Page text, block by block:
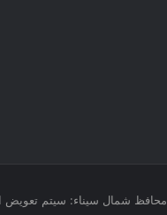
محافظ شمال سيناء: سيتم تعويض